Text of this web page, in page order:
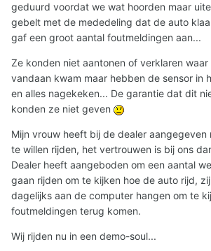
geduurd voordat we wat hoorden maar
gebelt met de mededeling dat de auto
gaf een groot aantal foutmeldingen aan...
Ze konden niet aantonen of verklaren
vandaan kwam maar hebben de sensor in
en alles nagekeken... De garantie dat dit
konden ze niet geven
Mijn vrouw heeft bij de dealer aangegeven
te willen rijden, het vertrouwen is bij ons
Dealer heeft aangeboden om een aantal
gaan rijden om te kijken hoe de auto rijd,
dagelijks aan de computer hangen om te
foutmeldingen terug komen.
Wij rijden nu in een demo-soul...